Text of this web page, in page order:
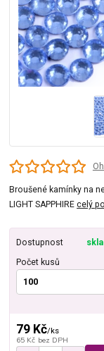
Broušené kamínky na
LIGHT SAPPHIREcelý
Dostupnost
Počet kusů
79 Kč/ks
65 Kč bez DPH